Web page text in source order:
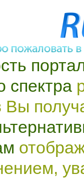
спектра
Вы